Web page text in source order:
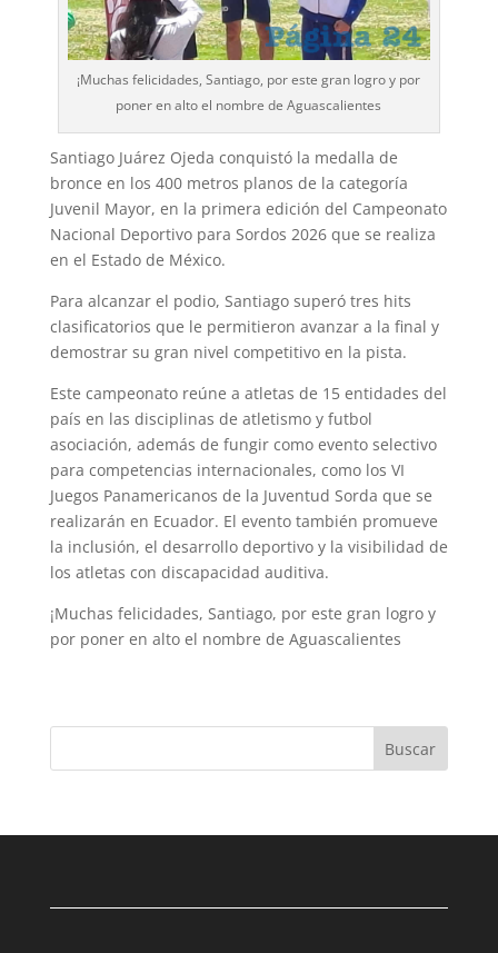
¡Muchas felicidades, Santiago, por este gran logro y por
poner en alto el nombre de Aguascalientes
Santiago Juárez Ojeda conquistó la medalla de
bronce en los 400 metros planos de la categoría
Juvenil Mayor, en la primera edición del Campeonato
Nacional Deportivo para Sordos 2026 que se realiza
en el Estado de México.
Para alcanzar el podio, Santiago superó tres hits
clasificatorios que le permitieron avanzar a la final y
demostrar su gran nivel competitivo en la pista.
Este campeonato reúne a atletas de 15 entidades del
país en las disciplinas de atletismo y futbol
asociación, además de fungir como evento selectivo
para competencias internacionales, como los VI
Juegos Panamericanos de la Juventud Sorda que se
realizarán en Ecuador. El evento también promueve
la inclusión, el desarrollo deportivo y la visibilidad de
los atletas con discapacidad auditiva.
¡Muchas felicidades, Santiago, por este gran logro y
por poner en alto el nombre de Aguascalientes
Buscar